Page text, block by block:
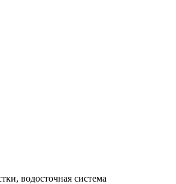
водосточная система